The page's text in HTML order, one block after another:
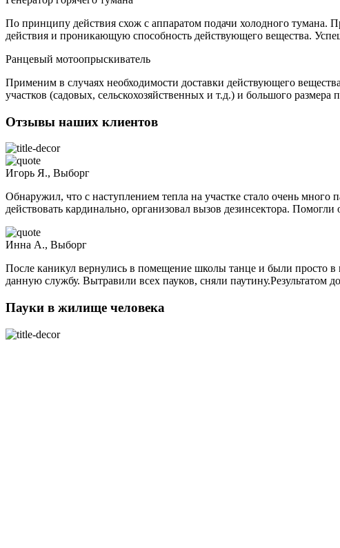
По принципу действия схож с аппаратом подачи холодного
действия и проникающую способность действующего вещества.
Ранцевый мотоопрыскиватель
Применим в случаях необходимости доставки действующего
участков (садовых, сельскохозяйственных и т.д.) и большого
Отзывы наших клиентов
Игорь Я., Выборг
Обнаружил, что с наступлением тепла на участке стало очень много
действовать кардинально, организовал вызов дезинсектора.
Инна А., Выборг
После каникул вернулись в помещение школы танце и были просто
данную службу. Вытравили всех пауков, сняли паутину.Результатом
Пауки в жилище человека